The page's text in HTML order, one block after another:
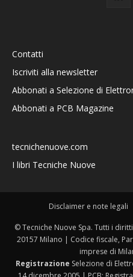
Contatti
Iscriviti alla newsletter
Abbonati a Selezione di
Abbonati a PCB Magazine
tecnichenuove.com
I libri Tecniche Nuove
Disclaimer e note legali
© Tecniche Nuove Spa. Tutti i
20157 Milano | Codice fiscale,
imprese di
Registrazione Selezione di